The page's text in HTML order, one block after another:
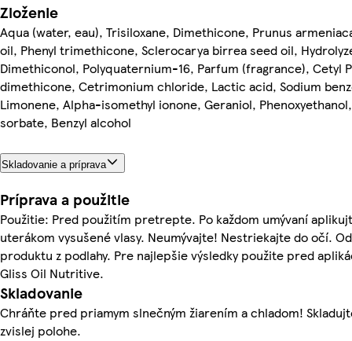
Zloženie
Aqua (water, eau), Trisiloxane, Dimethicone, Prunus
oil, Phenyl trimethicone, Sclerocarya birrea seed oil,
Dimethiconol, Polyquaternium-16, Parfum (fragrance), Cetyl
dimethicone, Cetrimonium chloride, Lactic acid, Sodium
Limonene, Alpha-isomethyl ionone, Geraniol,
sorbate, Benzyl alcohol
Skladovanie a príprava
Príprava a použitie
Použitie: Pred použitím pretrepte. Po každom umývaní
uterákom vysušené vlasy. Neumývajte! Nestriekajte do očí.
produktu z podlahy. Pre najlepšie výsledky použite pred
Gliss Oil Nutritive.
Skladovanie
Chráňte pred priamym slnečným žiarením a chladom!
zvislej polohe.